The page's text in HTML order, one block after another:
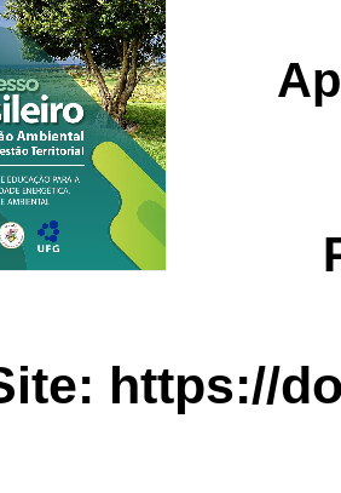
https://